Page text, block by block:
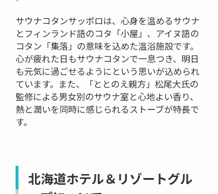
サウナコタンサッポロは、心身を温めるサウナ
とフィンランド語のコタ「小屋」、アイヌ語の
コタン「集落」の意味を込めた温浴施設です。
心が疲れた日もサウナコタンで一息つき、明日
も元気に過ごせるようにという思いが込められ
ています。また、「ととのえ親方」松尾大氏の
監修による男女別のサウナ室と心地よい香り、
熱と潤いを同時に感じられるストーブが特長で
す。
北海道ホテル＆リゾートグル